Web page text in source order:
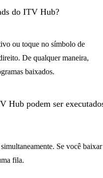
do ITV Hub?
ou toque no símbolo de
De qualquer maneira,
baixados.
Hub podem ser
Se você baixar
fila.